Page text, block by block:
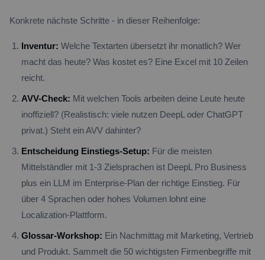
Konkrete nächste Schritte - in dieser Reihenfolge:
Inventur: Welche Textarten übersetzt ihr monatlich? Wer
macht das heute? Was kostet es? Eine Excel mit 10 Zeilen
reicht.
AVV-Check: Mit welchen Tools arbeiten deine Leute heute
inoffiziell? (Realistisch: viele nutzen DeepL oder ChatGPT
privat.) Steht ein AVV dahinter?
Entscheidung Einstiegs-Setup: Für die meisten
Mittelständler mit 1-3 Zielsprachen ist DeepL Pro Business
plus ein LLM im Enterprise-Plan der richtige Einstieg. Für
über 4 Sprachen oder hohes Volumen lohnt eine
Localization-Plattform.
Glossar-Workshop: Ein Nachmittag mit Marketing, Vertrieb
und Produkt. Sammelt die 50 wichtigsten Firmenbegriffe mit